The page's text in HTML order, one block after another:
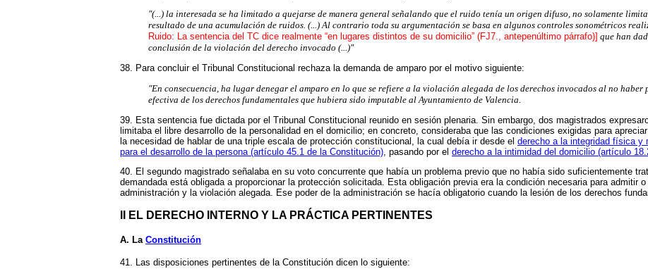
"(...) la interesada se ha limitado a quejarse de manera general señalando que el ruido tenía un origen difuso, no solamente
resultado de una acumulación de ruidos. (...) Al contrario toda su argumentación se basa en algunos controles sonométricos
Ruido: La sentencia del TC dice realmente “en lugares distintos de su domicilio” (FJ7., antepenúltimo párrafo)] que han
conclusión de la violación del derecho invocado (...)"
38. Para concluir el Tribunal Constitucional rechaza la demanda de amparo por el motivo siguiente:
"En consecuencia, ha lugar denegar el amparo en lo que se refiere a la violación alegada de los derechos invocados al no
efectiva de los derechos fundamentales que hubiera sido imputable al Ayuntamiento de Valencia.
39. Esta sentencia fue dictada por el Tribunal Constitucional reunido en sesión plenaria. Sin embargo, dos magistrados
limitaba el libre desarrollo de la personalidad en el domicilio; en concreto, consideraba que las condiciones exigidas para
la necesidad de hablar de una triple escala de protección constitucional, la cual debía ir desde el derecho a la integridad física y
para el desarrollo de la persona (artículo 45.1 de la Constitución) , pasando por el derecho a la intimidad del domicilio (artículo
40. El segundo magistrado señalaba en su voto concurrente que había un problema previo que no había sido suficientemente
demandada está obligada a proporcionar la protección solicitada. Esta obligación previa era la condición necesaria para
administración y la violación alegada. Ese poder de la administración se hacía obligatorio cuando la lesión de los derechos
II EL DERECHO INTERNO Y LA PRÁCTICA PERTINENTES
A. La Constitución
41. Las disposiciones pertinentes de la Constitución dicen lo siguiente: